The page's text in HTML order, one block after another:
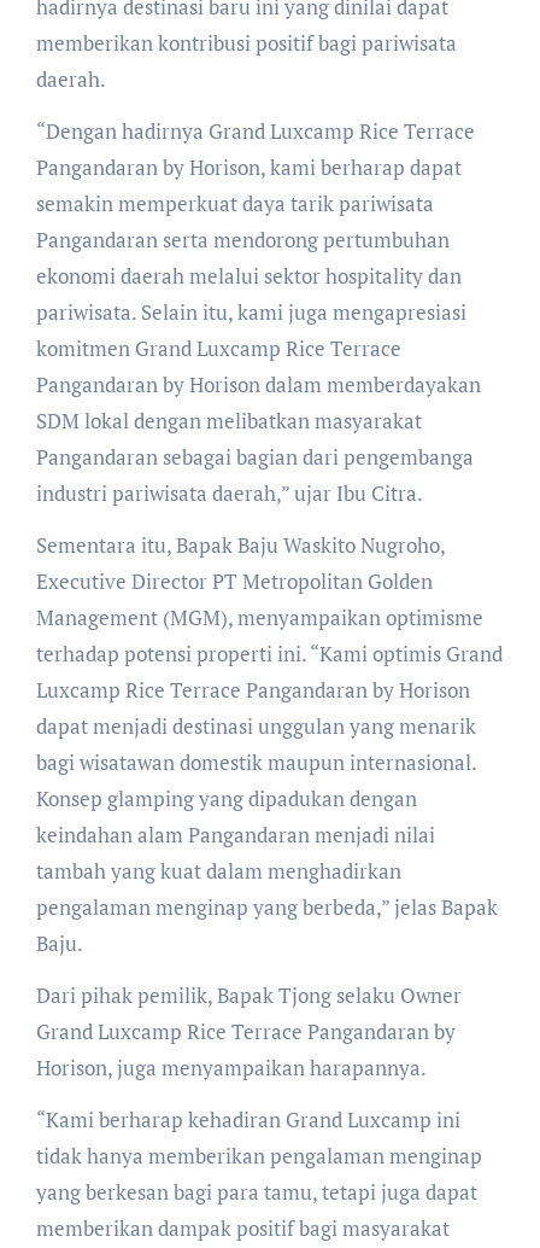
hadirnya destinasi baru ini yang dinilai dapat
memberikan kontribusi positif bagi pariwisata
daerah.
“Dengan hadirnya Grand Luxcamp Rice Terrace
Pangandaran by Horison, kami berharap dapat
semakin memperkuat daya tarik pariwisata
Pangandaran serta mendorong pertumbuhan
ekonomi daerah melalui sektor hospitality dan
pariwisata. Selain itu, kami juga mengapresiasi
komitmen Grand Luxcamp Rice Terrace
Pangandaran by Horison dalam memberdayakan
SDM lokal dengan melibatkan masyarakat
Pangandaran sebagai bagian dari pengembanga
industri pariwisata daerah,” ujar Ibu Citra.
Sementara itu, Bapak Baju Waskito Nugroho,
Executive Director PT Metropolitan Golden
Management (MGM), menyampaikan optimisme
terhadap potensi properti ini. “Kami optimis Grand
Luxcamp Rice Terrace Pangandaran by Horison
dapat menjadi destinasi unggulan yang menarik
bagi wisatawan domestik maupun internasional.
Konsep glamping yang dipadukan dengan
keindahan alam Pangandaran menjadi nilai
tambah yang kuat dalam menghadirkan
pengalaman menginap yang berbeda,” jelas Bapak
Baju.
Dari pihak pemilik, Bapak Tjong selaku Owner
Grand Luxcamp Rice Terrace Pangandaran by
Horison, juga menyampaikan harapannya.
“Kami berharap kehadiran Grand Luxcamp ini
tidak hanya memberikan pengalaman menginap
yang berkesan bagi para tamu, tetapi juga dapat
memberikan dampak positif bagi masyarakat